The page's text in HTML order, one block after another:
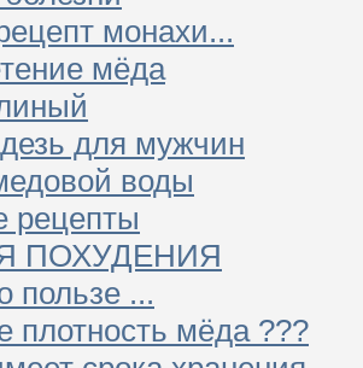
монахи...
мёда
для мужчин
воды
рецепты
ПОХУДЕНИЯ
пользе ...
плотность мёда ???